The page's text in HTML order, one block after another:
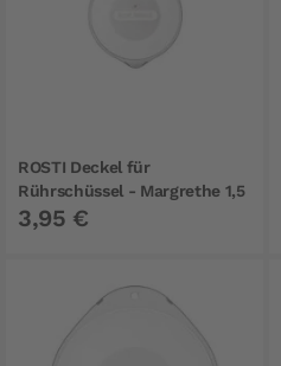
ROSTI Deckel für
Rührschüssel - Margrethe 1,5
Liter
3,95 €